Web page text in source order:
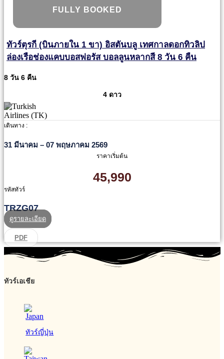
FULLY BOOKED
ทัวร์ตุรกี (บินภายใน 1 ขา) อิสตันบลู เทศกาลดอกทิวลิป
ล่องเรือช่องแคบบอสฟอรัส บอลลูนหลากสี 8 วัน 6 คืน
8 วัน 6 คืน
4 ดาว
เดินทาง :
31 มีนาคม – 07 พฤษภาคม 2569
ราคาเริ่มต้น
45,990
รหัสทัวร์
TRZG07
ดูรายละเอียด
PDF
ทัวร์เอเชีย
ทัวร์ญี่ปุ่น